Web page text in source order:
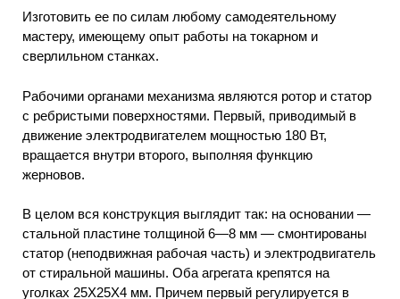
Изготовить ее по силам любому самодеятельному
мастеру, имеющему опыт работы на токарном и
сверлильном станках.
Рабочими органами механизма являются ротор и статор
с ребристыми поверхностями. Первый, приводимый в
движение электродвигателем мощностью 180 Вт,
вращается внутри второго, выполняя функцию
жерновов.
В целом вся конструкция выглядит так: на основании —
стальной пластине толщиной 6—8 мм — смонтированы
статор (неподвижная рабочая часть) и электродвигатель
от стиральной машины. Оба агрегата крепятся на
уголках 25X25X4 мм. Причем первый регулируется в